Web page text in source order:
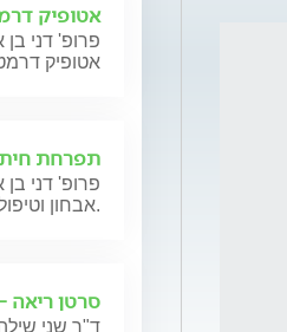
אטופיק
פרופ' דני
אטופיק
תפרחת
פרופ' דני
אבחון וטיפול.
סרטן ריאה
ד"ר שני